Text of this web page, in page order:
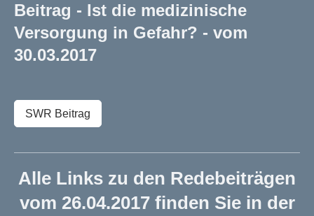
Beitrag - Ist die medizinische
Versorgung in Gefahr? - vom
30.03.2017
SWR Beitrag
Alle Links zu den Redebeiträgen
vom 26.04.2017 finden Sie in der